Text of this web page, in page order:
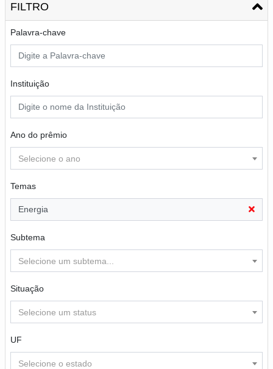
FILTRO
Palavra-chave
Instituição
Ano do prêmio
Selecione o ano
Temas
Energia
Subtema
Selecione um subtema...
Situação
Selecione um status
UF
Selecione o estado